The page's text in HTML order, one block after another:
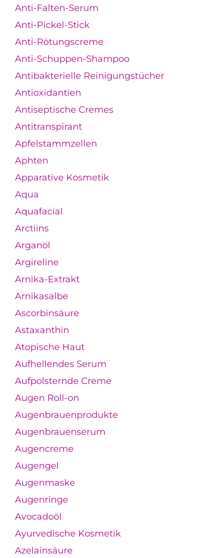
Anti-Falten-Serum
Anti-Pickel-Stick
Anti-Rötungscreme
Anti-Schuppen-Shampoo
Antibakterielle Reinigungstücher
Antioxidantien
Antiseptische Cremes
Antitranspirant
Apfelstammzellen
Aphten
Apparative Kosmetik
Aqua
Aquafacial
Arctiins
Arganöl
Argireline
Arnika-Extrakt
Arnikasalbe
Ascorbinsäure
Astaxanthin
Atopische Haut
Aufhellendes Serum
Aufpolsternde Creme
Augen Roll-on
Augenbrauenprodukte
Augenbrauenserum
Augencreme
Augengel
Augenmaske
Augenringe
Avocadoöl
Ayurvedische Kosmetik
Azelainsäure